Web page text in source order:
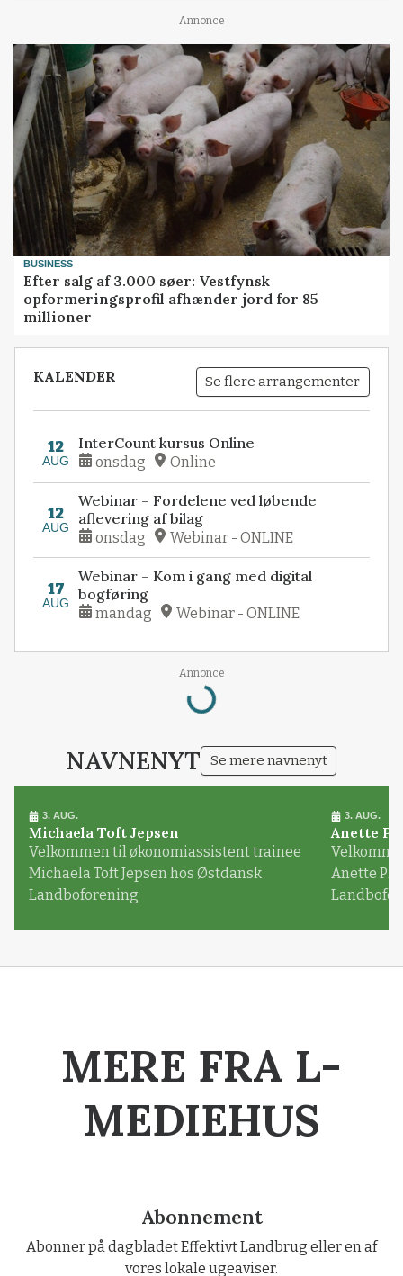
Annonce
BUSINESS
Efter salg af 3.000 søer: Vestfynsk
opformeringsprofil afhænder jord for 85
millioner
KALENDER Se flere arrangementer
12
AUG
InterCount kursus Online
onsdag Online
12
AUG
Webinar – Fordelene ved løbende
aflevering af bilag
onsdag Webinar - ONLINE
17
AUG
Webinar – Kom i gang med digital
bogføring
mandag Webinar - ONLINE
Annonce
Loading...
NAVNENYT Se mere navnenyt
3. AUG.
Michaela Toft Jepsen
Velkommen til økonomiassistent trainee
Michaela Toft Jepsen hos Østdansk
Landboforening
3. AUG.
Anette
Anette
MERE FRA L-
MEDIEHUS
Abonnement
Abonner på dagbladet Effektivt Landbrug eller en af
vores lokale ugeaviser.